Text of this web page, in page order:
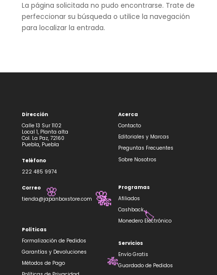
La página solicitada no pudo encontrarse. Trate de
perfeccionar su búsqueda o utilice la navegación
para localizar la entrada.
Dirección
Calle 13 Sur 1102
Local 1, Planta alta
Col. La Paz, 72160
Puebla, Puebla
Teléfono
222 485 9974
Correo
tienda@japanboxstore.com
Políticas
Formalización de Pedidos
Garantías y Devoluciones
Métodos de Pago
Acerca
Contacto
Editoriales y Marcas
Preguntas Frecuentes
Sobre Nosotros
Programas
Afiliados
Cashback
Monedero Electrónico
Servicios
Envío Gratis
Guardado de Pedidos
🌸
🌸
🏷️
🎋
🎋